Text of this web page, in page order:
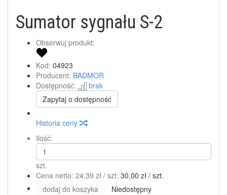
Sumator sygnału S-2
Obserwuj produkt:
Kod: 04923
Producent: BADMOR
Dostępność:
brak
Zapytaj o dostępność
Historia ceny
Ilość:
szt.
Cena netto: 24,39 zł / szt. 30,00 zł / szt.
dodaj do koszyka
Niedostępny